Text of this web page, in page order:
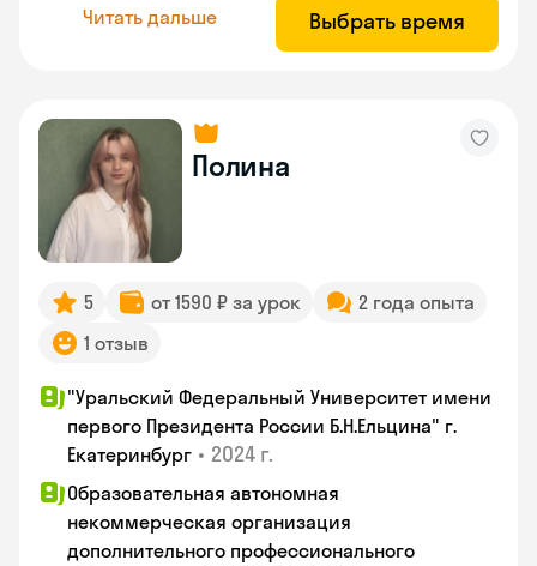
Читать дальше Выбрать время
Полина
5 от 1590 ₽ за урок
2 года опыта
1 отзыв
"Уральский Федеральный Университет имени
первого Президента России Б.Н.Ельцина" г.
Екатеринбург • 2024 г.
Образовательная автономная
некоммерческая организация
дополнительного профессионального